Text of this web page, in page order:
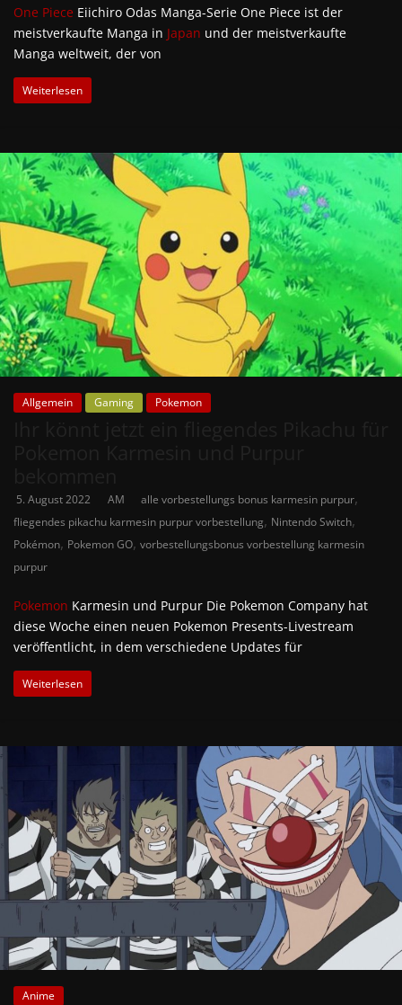
One Piece Eiichiro Odas Manga-Serie One Piece ist der
meistverkaufte Manga in Japan und der meistverkaufte
Manga weltweit, der von
Weiterlesen
Allgemein Gaming Pokemon
5. August 2022 AM alle vorbestellungs bonus karmesin purpur,
fliegendes pikachu karmesin purpur vorbestellung, Nintendo Switch,
Pokémon, Pokemon GO, vorbestellungsbonus vorbestellung karmesin
purpur
Pokemon Karmesin und Purpur Die Pokemon Company hat
diese Woche einen neuen Pokemon Presents-Livestream
veröffentlicht, in dem verschiedene Updates für
Weiterlesen
Anime